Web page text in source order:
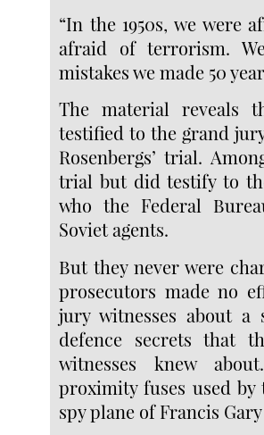
“In the 1950s, we were
afraid of terrorism.
mistakes we made 50
The material reveals
testified to the grand
Rosenbergs’ trial.
trial but did testify to
who the Federal
Soviet agents.
But they never were
prosecutors made no
jury witnesses about a
defence secrets that
witnesses knew
proximity fuses used
spy plane of Francis